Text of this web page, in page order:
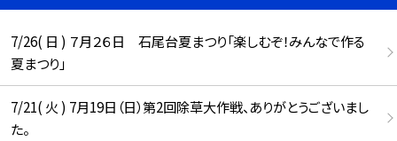
7/26( 日 ) ７月２６日 石尾台夏まつり「楽しむぞ！みんなで作る
夏まつり」
7/21( 火 ) 7月19日（日）第2回除草大作戦、ありがとうございまし
た。